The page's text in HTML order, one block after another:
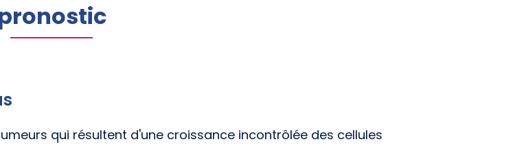
qui résultent d'une croissance incontrôlée des cellules